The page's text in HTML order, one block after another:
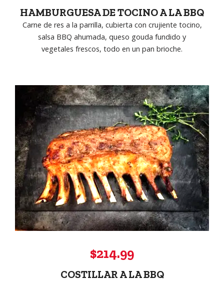
HAMBURGUESA DE TOCINO A LA BBQ
Carne de res a la parrilla, cubierta con crujiente tocino,
salsa BBQ ahumada, queso gouda fundido y
vegetales frescos, todo en un pan brioche.
$214.99
COSTILLAR A LA BBQ